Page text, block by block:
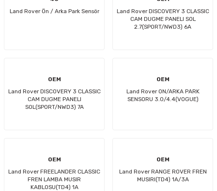
Land Rover Ön / Arka Park Sensör
Land Rover DISCOVERY 3 CLASSIC
CAM DUGME PANELI SOL
2.7(SPORT/NWD3) 6A
OEM
Land Rover DISCOVERY 3 CLASSIC
CAM DUGME PANELI
SOL(SPORT/NWD3) 7A
OEM
Land Rover ON/ARKA PARK
SENSORU 3.0/4.4(VOGUE)
OEM
Land Rover FREELANDER CLASSIC
FREN LAMBA MUSIR
KABLOSU(TD4) 1A
OEM
Land Rover RANGE ROVER FREN
MUSIRI(TD4) 1A/3A